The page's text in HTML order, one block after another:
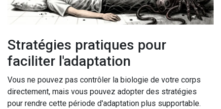
Stratégies pratiques pour
faciliter l'adaptation
Vous ne pouvez pas contrôler la biologie de votre corps
directement, mais vous pouvez adopter des stratégies
pour rendre cette période d'adaptation plus supportable.